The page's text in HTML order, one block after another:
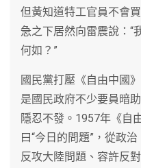
但黃知道特工官員不會
急之下居然向雷震說：“
何如？”
國民黨打壓《自由中國
是國民政府不少要員暗
隱忍不發。1957年《自
曰“今日的問題”，從政
反攻大陸問題、容許反